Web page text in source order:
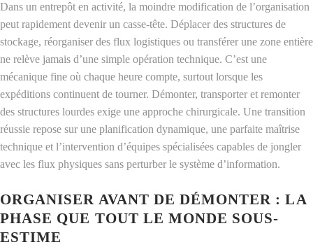
Dans un entrepôt en activité, la moindre modification de l’organisation
peut rapidement devenir un casse-tête. Déplacer des structures de
stockage, réorganiser des flux logistiques ou transférer une zone entière
ne relève jamais d’une simple opération technique. C’est une
mécanique fine où chaque heure compte, surtout lorsque les
expéditions continuent de tourner. Démonter, transporter et remonter
des structures lourdes exige une approche chirurgicale. Une transition
réussie repose sur une planification dynamique, une parfaite maîtrise
technique et l’intervention d’équipes spécialisées capables de jongler
avec les flux physiques sans perturber le système d’information.
ORGANISER AVANT DE DÉMONTER : LA
PHASE QUE TOUT LE MONDE SOUS-
ESTIME